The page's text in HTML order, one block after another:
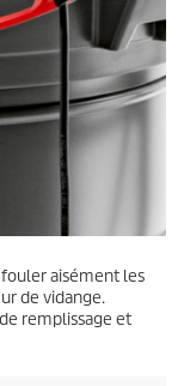
aisément les
de vidange.
remplissage et